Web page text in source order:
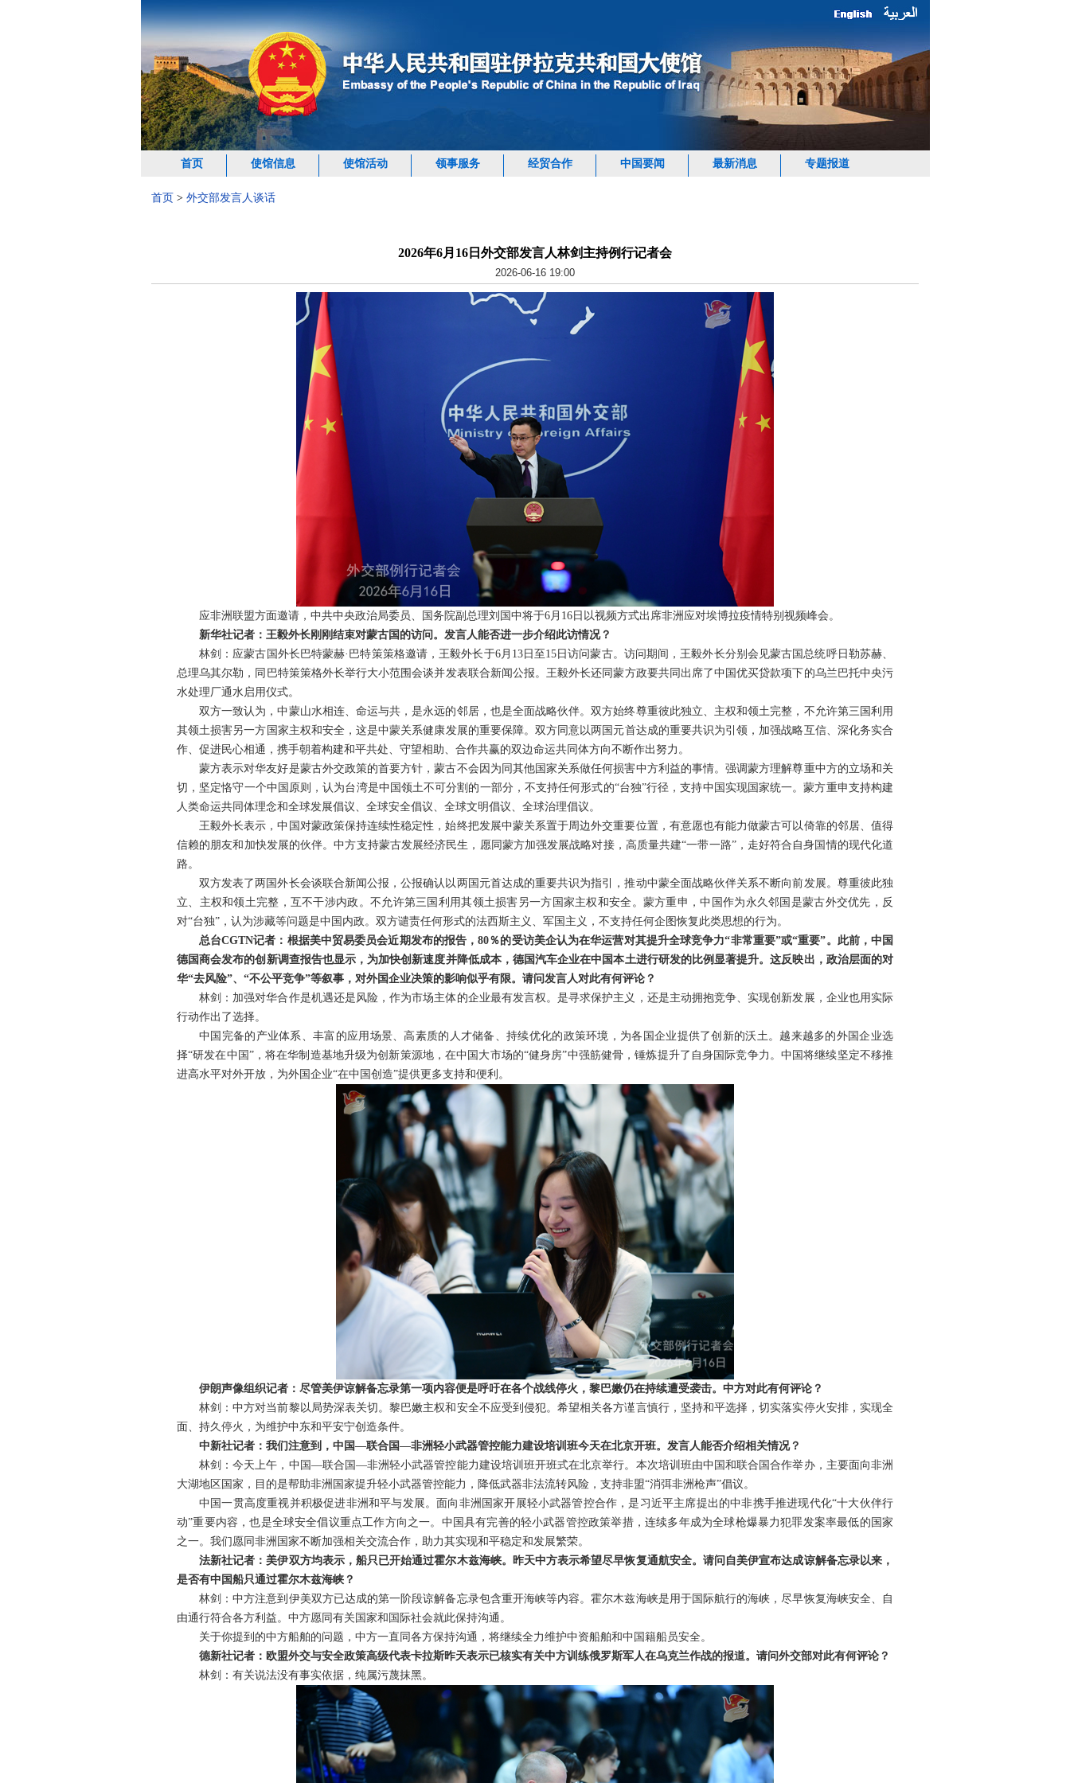
首页 使馆信息 使馆活动 领事服务 经贸合作 中国要闻 最新消息 专题报道
首页 > 外交部发言人谈话
2026年6月16日外交部发言人林剑主持例行记者会
2026-06-16 19:00
应非洲联盟方面邀请，中共中央政治局委员、国务院副总理刘国中将于6月16日以视频方式出席非洲应对埃博拉疫情特别视频峰会。
新华社记者：王毅外长刚刚结束对蒙古国的访问。发言人能否进一步介绍此访情况？
林剑：应蒙古国外长巴特蒙赫·巴特策策格邀请，王毅外长于6月13日至15日访问蒙古。访问期间，王毅外长分别会见蒙古国总统呼日勒苏赫、
总理乌其尔勒，同巴特策策格外长举行大小范围会谈并发表联合新闻公报。王毅外长还同蒙方政要共同出席了中国优买贷款项下的乌兰巴托中央污
水处理厂通水启用仪式。
双方一致认为，中蒙山水相连、命运与共，是永远的邻居，也是全面战略伙伴。双方始终尊重彼此独立、主权和领土完整，不允许第三国利用
其领土损害另一方国家主权和安全，这是中蒙关系健康发展的重要保障。双方同意以两国元首达成的重要共识为引领，加强战略互信、深化务实合
作、促进民心相通，携手朝着构建和平共处、守望相助、合作共赢的双边命运共同体方向不断作出努力。
蒙方表示对华友好是蒙古外交政策的首要方针，蒙古不会因为同其他国家关系做任何损害中方利益的事情。强调蒙方理解尊重中方的立场和关
切，坚定恪守一个中国原则，认为台湾是中国领土不可分割的一部分，不支持任何形式的“台独”行径，支持中国实现国家统一。蒙方重申支持构建
人类命运共同体理念和全球发展倡议、全球安全倡议、全球文明倡议、全球治理倡议。
王毅外长表示，中国对蒙政策保持连续性稳定性，始终把发展中蒙关系置于周边外交重要位置，有意愿也有能力做蒙古可以倚靠的邻居、值得
信赖的朋友和加快发展的伙伴。中方支持蒙古发展经济民生，愿同蒙方加强发展战略对接，高质量共建“一带一路”，走好符合自身国情的现代化道
路。
双方发表了两国外长会谈联合新闻公报，公报确认以两国元首达成的重要共识为指引，推动中蒙全面战略伙伴关系不断向前发展。尊重彼此独
立、主权和领土完整，互不干涉内政。不允许第三国利用其领土损害另一方国家主权和安全。蒙方重申，中国作为永久邻国是蒙古外交优先，反
对“台独”，认为涉藏等问题是中国内政。双方谴责任何形式的法西斯主义、军国主义，不支持任何企图恢复此类思想的行为。
总台CGTN记者：根据美中贸易委员会近期发布的报告，80％的受访美企认为在华运营对其提升全球竞争力“非常重要”或“重要”。此前，中国
德国商会发布的创新调查报告也显示，为加快创新速度并降低成本，德国汽车企业在中国本土进行研发的比例显著提升。这反映出，政治层面的对
华“去风险”、“不公平竞争”等叙事，对外国企业决策的影响似乎有限。请问发言人对此有何评论？
林剑：加强对华合作是机遇还是风险，作为市场主体的企业最有发言权。是寻求保护主义，还是主动拥抱竞争、实现创新发展，企业也用实际
行动作出了选择。
中国完备的产业体系、丰富的应用场景、高素质的人才储备、持续优化的政策环境，为各国企业提供了创新的沃土。越来越多的外国企业选
择“研发在中国”，将在华制造基地升级为创新策源地，在中国大市场的“健身房”中强筋健骨，锤炼提升了自身国际竞争力。中国将继续坚定不移推
进高水平对外开放，为外国企业“在中国创造”提供更多支持和便利。
伊朗声像组织记者：尽管美伊谅解备忘录第一项内容便是呼吁在各个战线停火，黎巴嫩仍在持续遭受袭击。中方对此有何评论？
林剑：中方对当前黎以局势深表关切。黎巴嫩主权和安全不应受到侵犯。希望相关各方谨言慎行，坚持和平选择，切实落实停火安排，实现全
面、持久停火，为维护中东和平安宁创造条件。
中新社记者：我们注意到，中国—联合国—非洲轻小武器管控能力建设培训班今天在北京开班。发言人能否介绍相关情况？
林剑：今天上午，中国—联合国—非洲轻小武器管控能力建设培训班开班式在北京举行。本次培训班由中国和联合国合作举办，主要面向非洲
大湖地区国家，目的是帮助非洲国家提升轻小武器管控能力，降低武器非法流转风险，支持非盟“消弭非洲枪声”倡议。
中国一贯高度重视并积极促进非洲和平与发展。面向非洲国家开展轻小武器管控合作，是习近平主席提出的中非携手推进现代化“十大伙伴行
动”重要内容，也是全球安全倡议重点工作方向之一。中国具有完善的轻小武器管控政策举措，连续多年成为全球枪爆暴力犯罪发案率最低的国家
之一。我们愿同非洲国家不断加强相关交流合作，助力其实现和平稳定和发展繁荣。
法新社记者：美伊双方均表示，船只已开始通过霍尔木兹海峡。昨天中方表示希望尽早恢复通航安全。请问自美伊宣布达成谅解备忘录以来，
是否有中国船只通过霍尔木兹海峡？
林剑：中方注意到伊美双方已达成的第一阶段谅解备忘录包含重开海峡等内容。霍尔木兹海峡是用于国际航行的海峡，尽早恢复海峡安全、自
由通行符合各方利益。中方愿同有关国家和国际社会就此保持沟通。
关于你提到的中方船舶的问题，中方一直同各方保持沟通，将继续全力维护中资船舶和中国籍船员安全。
德新社记者：欧盟外交与安全政策高级代表卡拉斯昨天表示已核实有关中方训练俄罗斯军人在乌克兰作战的报道。请问外交部对此有何评论？
林剑：有关说法没有事实依据，纯属污蔑抹黑。